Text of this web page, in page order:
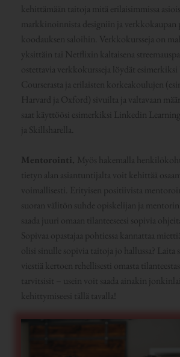
kehittämään taitoja mitä erilaisimmissa
markkinoinnista designiin ja verkkokaupan
koodauksen saloihin. Verkkokursseja on
yksittäin tai Netflixin kaltaisena
ostettavia verkkokursseja löydät esimerkiksi
Courserasta ja erilaisten korkeakoulujen
Harvard ja Oxford) sivuilta ja valtavaan
saat käyttöösi esimerkiksi Linkedin
ja Skillsharella.
Mentorointi. Myös hakemalla
tietyn alan asiantuntijalta voit kehittää
voimallisesti. Erityisen positiivista
suoran välitön suhde opiskelijan ja
saada juuri omaan tilanteeseesi sopivia
Sopivaa opastajaa pohtiessa kannattaa
olisi sinulle sopivia taitoja jo hallussa? Laita
viestiä kertoen rehellisesti omasta
tarvitsisit – usein voit saada ainakin
kehittymiseesi tällä tavalla!